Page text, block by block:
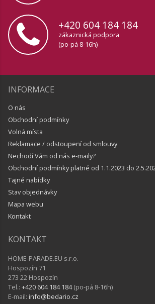
+420 604 184 184
zákaznická podpora
(po-pá 8-16h)
INFORMACE
O nás
Obchodní podmínky
Volná místa
Reklamace / odstoupení od smlouvy
Nechodí Vám od nás e-maily?
Obchodní podmínky platné od 1.1.2023 do
Tajné nabídky
Stav objednávky
Mapa webu
Kontakt
KONTAKT
HOME-PARADE.EU s.r.o.
Hospozín 71
273 22 Hospozín
Tel.: +420 604 184 184(po-pá 8-16h)
E-mail: info@bedario.cz